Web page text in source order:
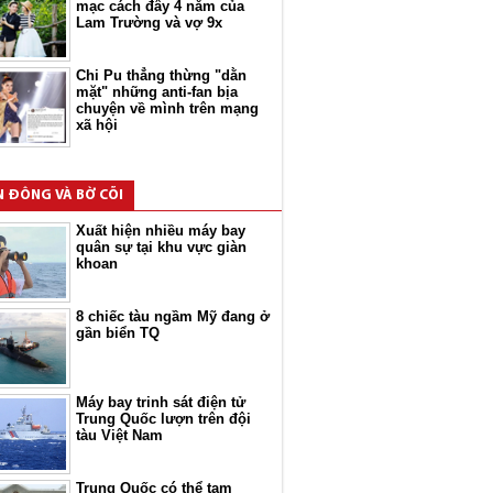
mạc cách đây 4 năm của
Lam Trường và vợ 9x
Chi Pu thẳng thừng "dằn
mặt" những anti-fan bịa
chuyện về mình trên mạng
xã hội
ĐÔNG VÀ BỜ CÕI
Xuất hiện nhiều máy bay
quân sự tại khu vực giàn
khoan
8 chiếc tàu ngầm Mỹ đang ở
gần biển TQ
Máy bay trinh sát điện tử
Trung Quốc lượn trên đội
tàu Việt Nam
Trung Quốc có thể tạm